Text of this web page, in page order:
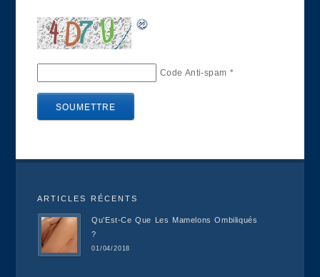
Code Anti-spam *
ARTICLES RÉCENTS
Qu’Est-Ce Que Les Mamelons Ombiliqués
?
01/04/2018